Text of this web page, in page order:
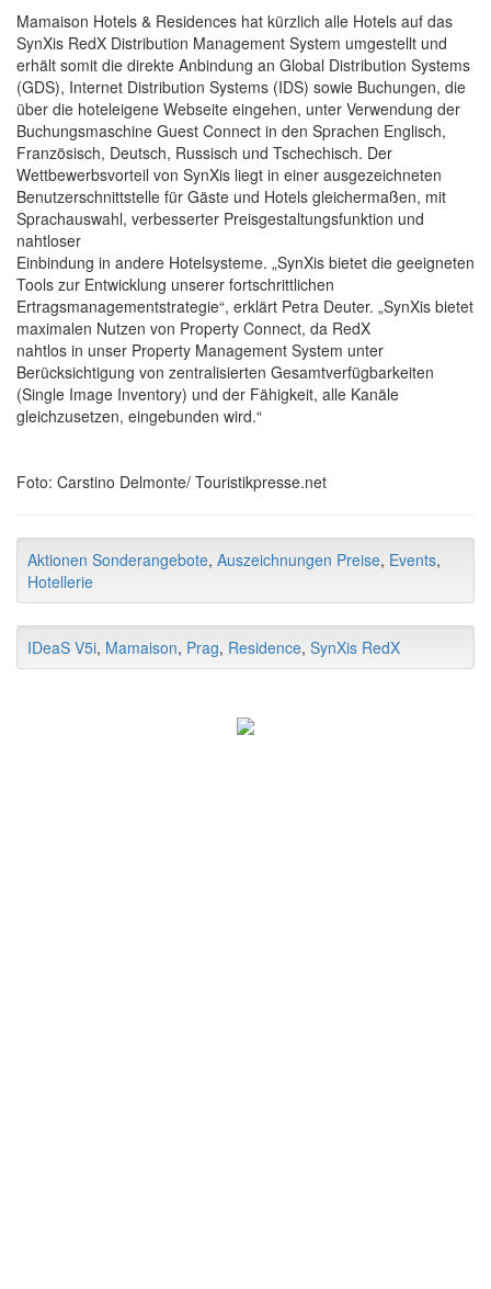
Mamaison Hotels & Residences hat kürzlich alle Hotels auf das
SynXis RedX Distribution Management System umgestellt und
erhält somit die direkte Anbindung an Global Distribution Systems
(GDS), Internet Distribution Systems (IDS) sowie Buchungen, die
über die hoteleigene Webseite eingehen, unter Verwendung der
Buchungsmaschine Guest Connect in den Sprachen Englisch,
Französisch, Deutsch, Russisch und Tschechisch. Der
Wettbewerbsvorteil von SynXis liegt in einer ausgezeichneten
Benutzerschnittstelle für Gäste und Hotels gleichermaßen, mit
Sprachauswahl, verbesserter Preisgestaltungsfunktion und
nahtloser
Einbindung in andere Hotelsysteme. „SynXis bietet die geeigneten
Tools zur Entwicklung unserer fortschrittlichen
Ertragsmanagementstrategie“, erklärt Petra Deuter. „SynXis bietet
maximalen Nutzen von Property Connect, da RedX
nahtlos in unser Property Management System unter
Berücksichtigung von zentralisierten Gesamtverfügbarkeiten
(Single Image Inventory) und der Fähigkeit, alle Kanäle
gleichzusetzen, eingebunden wird.“
Foto: Carstino Delmonte/ Touristikpresse.net
Aktionen Sonderangebote, Auszeichnungen Preise, Events,
Hotellerie
IDeaS V5i, Mamaison, Prag, Residence, SynXis RedX